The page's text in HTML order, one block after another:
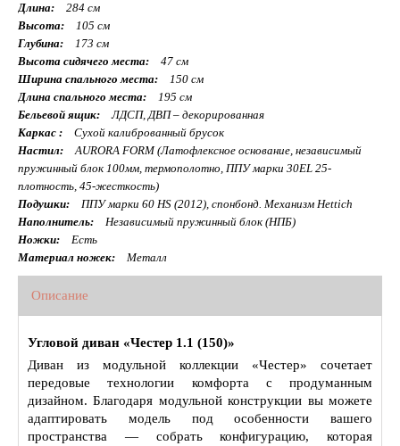
Длина:
284 см
Высота:
105 см
Глубина:
173 см
Высота сидячего места:
47 см
Ширина спального места:
150 см
Длина спального места:
195 см
Бельевой ящик:
ЛДСП, ДВП – декорированная
Каркас :
Сухой калиброванный брусок
Настил:
AURORA FORM (Латофлексное основание, независимый
пружинный блок 100мм, термополотно, ППУ марки 30EL 25-
плотность, 45-жесткость)
Подушки:
ППУ марки 60 HS (2012), спонбонд. Механизм Hettich
Наполнитель:
Независимый пружинный блок (НПБ)
Ножки:
Есть
Материал ножек:
Металл
Описание
Угловой диван «Честер 1.1 (150)»
Диван из модульной коллекции «Честер» сочетает
передовые технологии комфорта с продуманным
дизайном. Благодаря модульной конструкции вы можете
адаптировать модель под особенности вашего
пространства — собрать конфигурацию, которая